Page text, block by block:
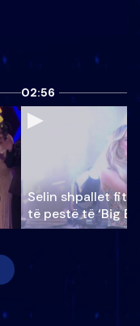
02:56
Selin shpallet
të pestë të ‘Big